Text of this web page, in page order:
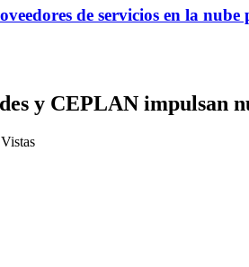
de servicios en la
y CEPLAN impulsan
Vistas